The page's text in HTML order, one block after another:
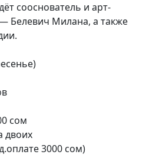
сооснователь и арт-
Белевич Милана, а также
сом
двоих
3000 сом)